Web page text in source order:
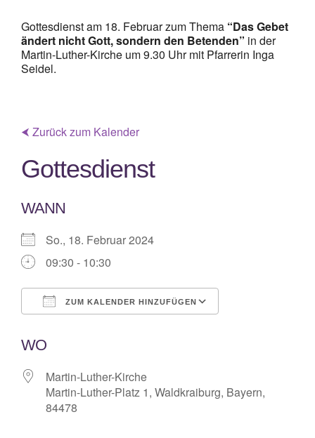
Gottesdienst am 18. Februar zum Thema “Das Gebet
ändert nicht Gott, sondern den Betenden” in der
Martin-Luther-Kirche um 9.30 Uhr mit Pfarrerin Inga
Seidel.
⮜ Zurück zum Kalender
Gottesdienst
WANN
So., 18. Februar 2024
09:30 - 10:30
ZUM KALENDER HINZUFÜGEN
WO
Martin-Luther-Kirche
Martin-Luther-Platz 1, Waldkraiburg, Bayern,
84478